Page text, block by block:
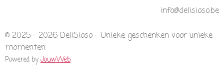
info@delisioso.be
© 2025 - 2026 DeliSioso - Unieke geschenken voor unieke
momenten
Powered by JouwWeb